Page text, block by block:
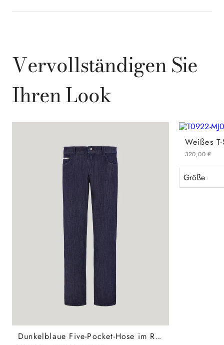
Vervollständigen Sie
Ihren Look
Dunkelblaue Five-Pocket-Hose im Regular Fit aus Soft-Touch-Denim
320,00 €
Größe